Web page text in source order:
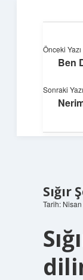
Sığır
Tarih:
Önceki Yazı
Ben
Sonraki Yazı